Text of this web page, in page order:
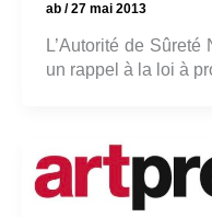
ab /27 mai 2013
L’Autorité de
un rappel à la loi à